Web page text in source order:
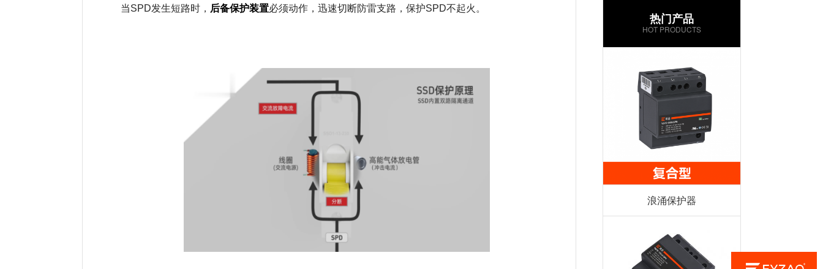
当SPD发生短路时， 后备保护装置必须动作，迅速切断防雷支路，保护SPD不起火。
热门产品
HOT PRODUCTS
浪涌保护器